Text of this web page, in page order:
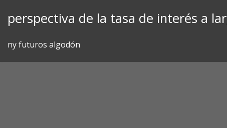
perspectiva de la tasa de interés a
ny futuros algodón